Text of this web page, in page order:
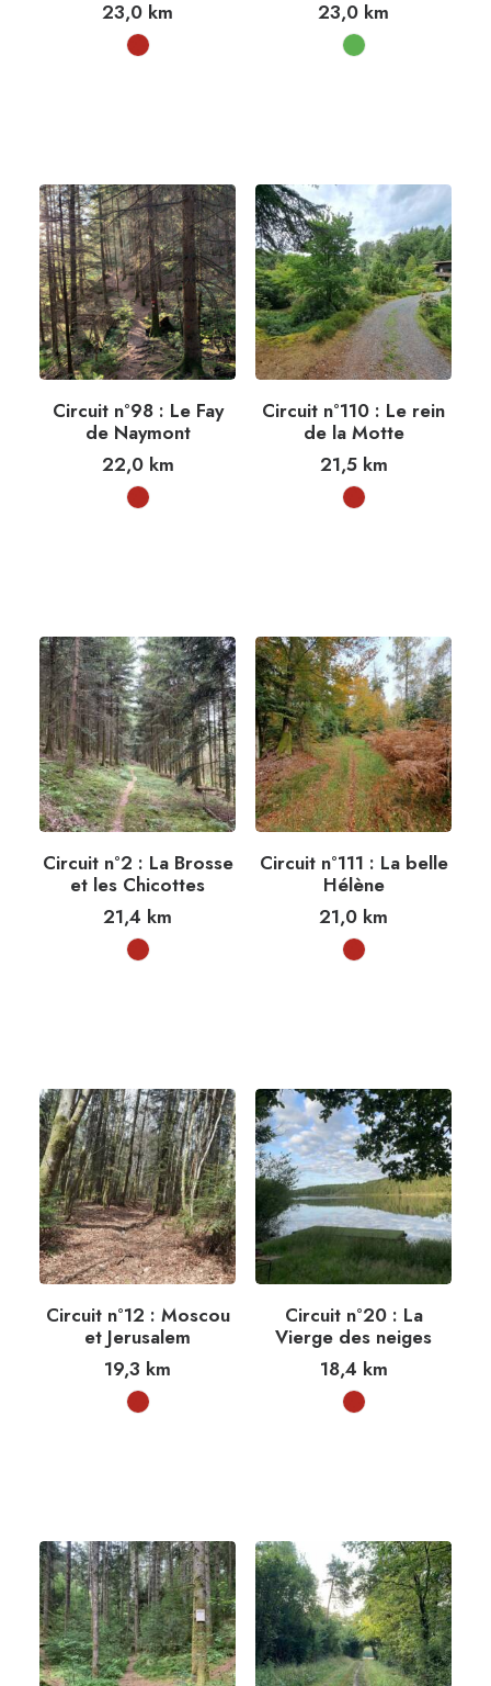
23,0 km 23,0 km
Circuit n°98 : Le Fay
de Naymont
22,0km
Circuit n°110 : Le rein
de la Motte
21,5km
Circuit n°2 : La Brosse
et les Chicottes
21,4 km
Circuit n°111 : La belle
Hélène
21,0 km
Circuit n°12 : Moscou
et Jerusalem
19,3 km
Circuit n°20 : La
Vierge des neiges
18,4 km